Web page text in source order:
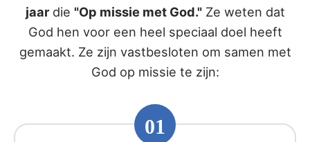
jaardie "Op missie met God."Ze weten dat
God hen voor een heel speciaal doel heeft
gemaakt. Ze zijn vastbesloten om samen met
God op missie te zijn:
01